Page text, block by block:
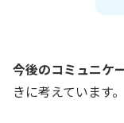
今後のコミュニケ
きに考えています。